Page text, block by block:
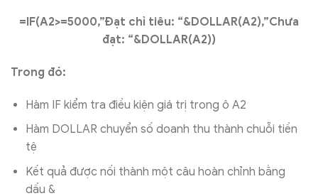
=IF(A2>=5000,”Đạt chỉ tiêu: “&DOLLAR(A2),”Chưa
đạt: “&DOLLAR(A2))
Trong đó:
Hàm IF kiểm tra điều kiện giá trị trong ô A2
Hàm DOLLAR chuyển số doanh thu thành chuỗi tiền
tệ
Kết quả được nối thành một câu hoàn chỉnh bằng
dấu &